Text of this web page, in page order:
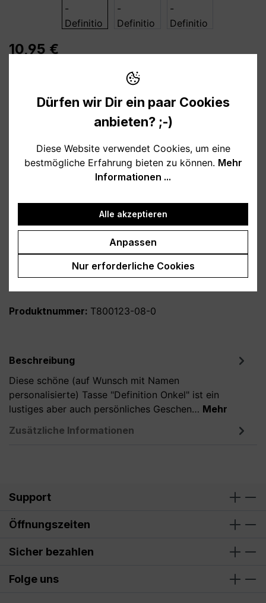
10,95 €
Verfügbar, Lieferzeit: 1-3 Tage
weiß
schwarz hellblau
rosa
burgund
türkis grau
petrol
auswählen
ohne Personalisierung
Produkt Anzahl: Gib den gewünschten
In den Warenkorb
Produktnummer: T800123-08-0
Beschreibung
Diese schöne (auf Wunsch mit Namen
personalisierte) Tasse "Definition Onkel" ist ein
lustiges aber auch persönliches Geschen… Mehr
Zusätzliche Informationen
Support
Öffnungszeiten
Sicher bezahlen
Folge uns
Dürfen wir Dir ein paar Cookies
anbieten? ;-)
Diese Website verwendet Cookies, um eine
bestmögliche Erfahrung bieten zu können. Mehr
Informationen ...
Alle akzeptieren
Anpassen
Nur erforderliche Cookies